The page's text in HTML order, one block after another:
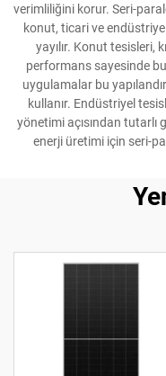
verimliliğini korur. Seri-
konut, ticari ve
yayılır. Konut tesisleri,
performans sayesinde
uygulamalar bu
kullanır. Endüstriyel
yönetimi açısından tutarlı
enerji üretimi için seri-